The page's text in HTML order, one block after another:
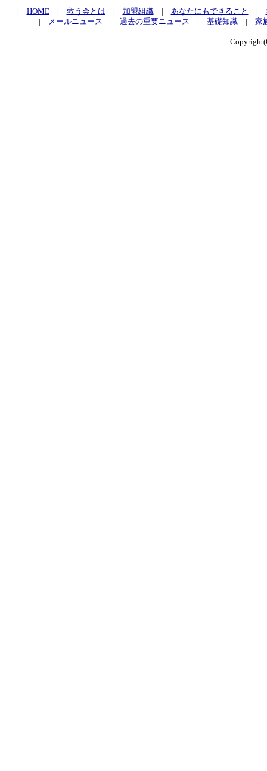
| HOME| 救う会とは | 加盟組織| あなたにもできること |
|
メールニュース | 過去の重要ニュース | 基礎知識| 家